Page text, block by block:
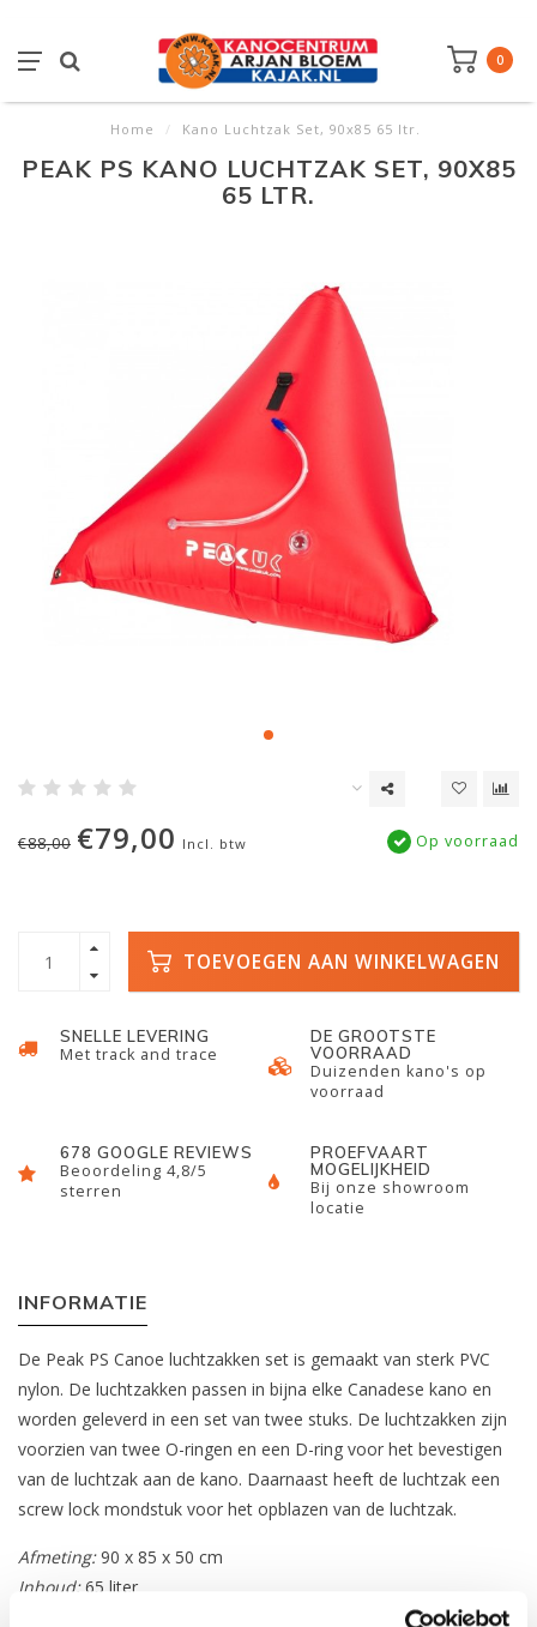
0
Home / Kano Luchtzak Set, 90x85 65 ltr.
PEAK PS KANO LUCHTZAK SET, 90X85
65 LTR.
€88,00 €79,00 Incl. btw Op voorraad
TOEVOEGEN AAN WINKELWAGEN
SNELLE LEVERING
Met track and trace
DE GROOTSTE
VOORRAAD
Duizenden kano's op
voorraad
678 GOOGLE REVIEWS
Beoordeling 4,8/5
sterren
PROEFVAART
MOGELIJKHEID
Bij onze showroom
locatie
INFORMATIE
De Peak PS Canoe luchtzakken set is gemaakt van sterk PVC
nylon. De luchtzakken passen in bijna elke Canadese kano en
worden geleverd in een set van twee stuks. De luchtzakken zijn
voorzien van twee O-ringen en een D-ring voor het bevestigen
van de luchtzak aan de kano. Daarnaast heeft de luchtzak een
screw lock mondstuk voor het opblazen van de luchtzak.
Afmeting:90 x 85 x 50 cm
Inhoud:65 liter